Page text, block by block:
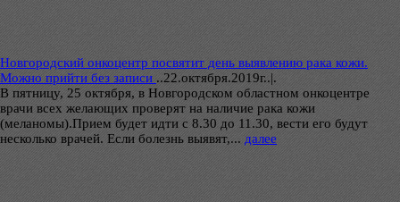
Новгородский онкоцентр посвятит день выявлению рака кожи.
Можно прийти без записи ..22.октября.2019г..|.
В пятницу, 25 октября, в Новгородском областном онкоцентре
врачи всех желающих проверят на наличие рака кожи
(меланомы).Прием будет идти с 8.30 до 11.30, вести его будут
несколько врачей. Если болезнь выявят,... далее